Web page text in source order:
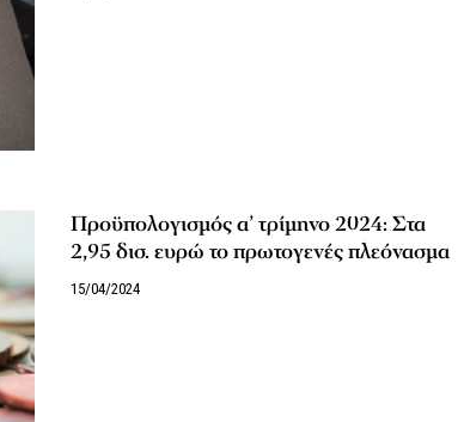
Προϋπολογισμός α’ τρίμηνο 2024: Στα
2,95 δισ. ευρώ το πρωτογενές πλεόνασμα
15/04/2024